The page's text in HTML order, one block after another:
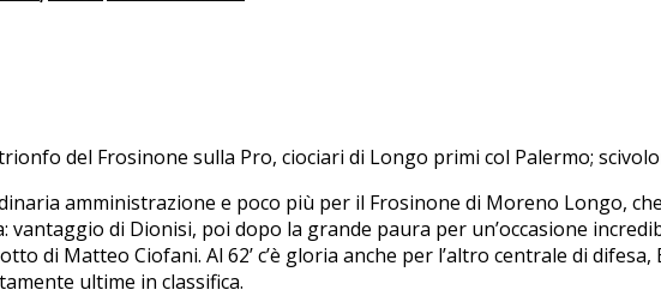
del Frosinone sulla Pro, ciociari di Longo primi col Palermo;
amministrazione e poco più per il Frosinone di Moreno Longo,
vantaggio di Dionisi, poi dopo la grande paura per un’occasione
di Matteo Ciofani. Al 62’ c’è gloria anche per l’altro centrale di
ultime in classifica.